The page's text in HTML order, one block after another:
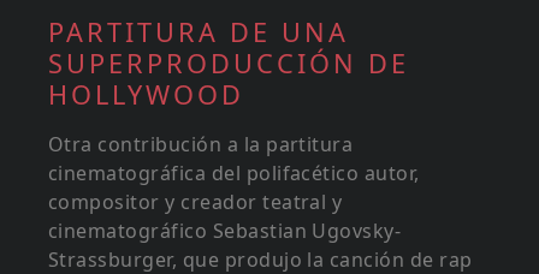
PARTITURA DE UNA
SUPERPRODUCCIÓN DE
HOLLYWOOD
Otra contribución a la partitura
cinematográfica del polifacético autor,
compositor y creador teatral y
cinematográfico Sebastian Ugovsky-
Strassburger, que produjo la canción de rap